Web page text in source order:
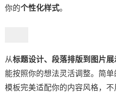
你的个性化样式。
从标题设计、段落排版到图片
能按照你的想法灵活调整。简
模板完美适配你的内容风格，